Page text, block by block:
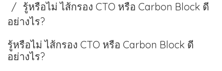
รู้หรือไม่ ไส้กรอง CTO หรือ Carbon Block ดี
อย่างไร?
รู้หรือไม่ ไส้กรอง CTO หรือ Carbon Block ดี
อย่างไร?